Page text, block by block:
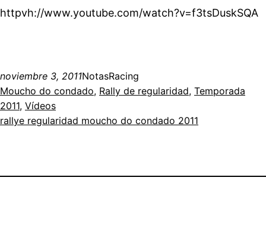
httpvh://www.youtube.com/watch?v=f3tsDuskSQA
noviembre 3, 2011NotasRacing
Moucho do condado, Rally de regularidad, Temporada
2011, Vídeos
rallye regularidad moucho do condado 2011